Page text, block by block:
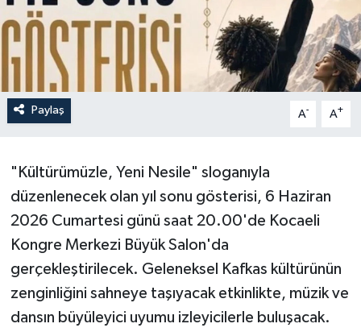
Paylaş A- A+
"Kültürümüzle, Yeni Nesile" sloganıyla
düzenlenecek olan yıl sonu gösterisi, 6 Haziran
2026 Cumartesi günü saat 20.00'de Kocaeli
Kongre Merkezi Büyük Salon'da
gerçekleştirilecek. Geleneksel Kafkas kültürünün
zenginliğini sahneye taşıyacak etkinlikte, müzik ve
dansın büyüleyici uyumu izleyicilerle buluşacak.